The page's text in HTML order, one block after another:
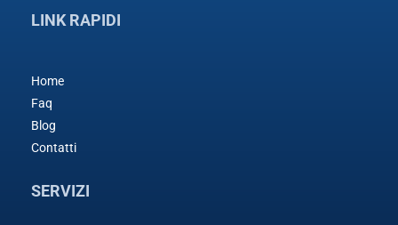
LINK RAPIDI
Home
Faq
Blog
Contatti
SERVIZI